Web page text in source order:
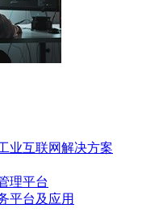
业互联网解决方案
理平台
平台及应用